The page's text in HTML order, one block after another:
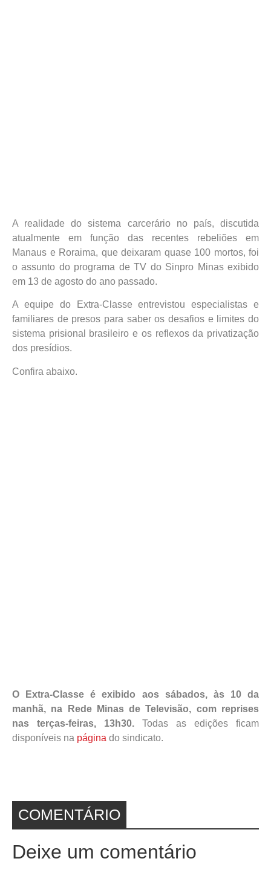
A realidade do sistema carcerário no país, discutida
atualmente em função das recentes rebeliões em
Manaus e Roraima, que deixaram quase 100 mortos, foi
o assunto do programa de TV do Sinpro Minas exibido
em 13 de agosto do ano passado.
A equipe do Extra-Classe entrevistou especialistas e
familiares de presos para saber os desafios e limites do
sistema prisional brasileiro e os reflexos da privatização
dos presídios.
Confira abaixo.
O Extra-Classe é exibido aos sábados, às 10 da
manhã, na Rede Minas de Televisão, com reprises
nas terças-feiras, 13h30. Todas as edições ficam
disponíveis na página do sindicato.
COMENTÁRIO
Deixe um comentário